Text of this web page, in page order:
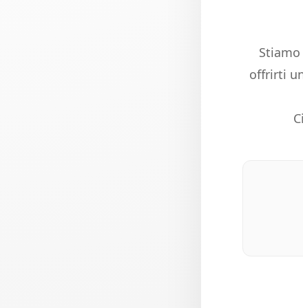
offrirti